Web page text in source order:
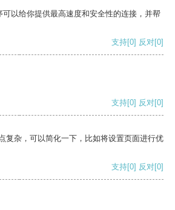
以给你提供最高速度和安全性的连接，并帮
支持[0] 反对[0]
支持[0] 反对[0]
复杂，可以简化一下，比如将设置页面进行优
支持[0] 反对[0]